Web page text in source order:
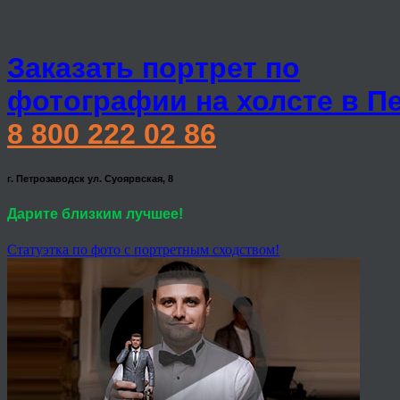
Заказать портрет по
фотографии на холсте в
8 800 222 02 86
г. Петрозаводск ул. Суоярвская, 8
Дарите близким лучшее!
Статуэтка по фото с портретным сходством!